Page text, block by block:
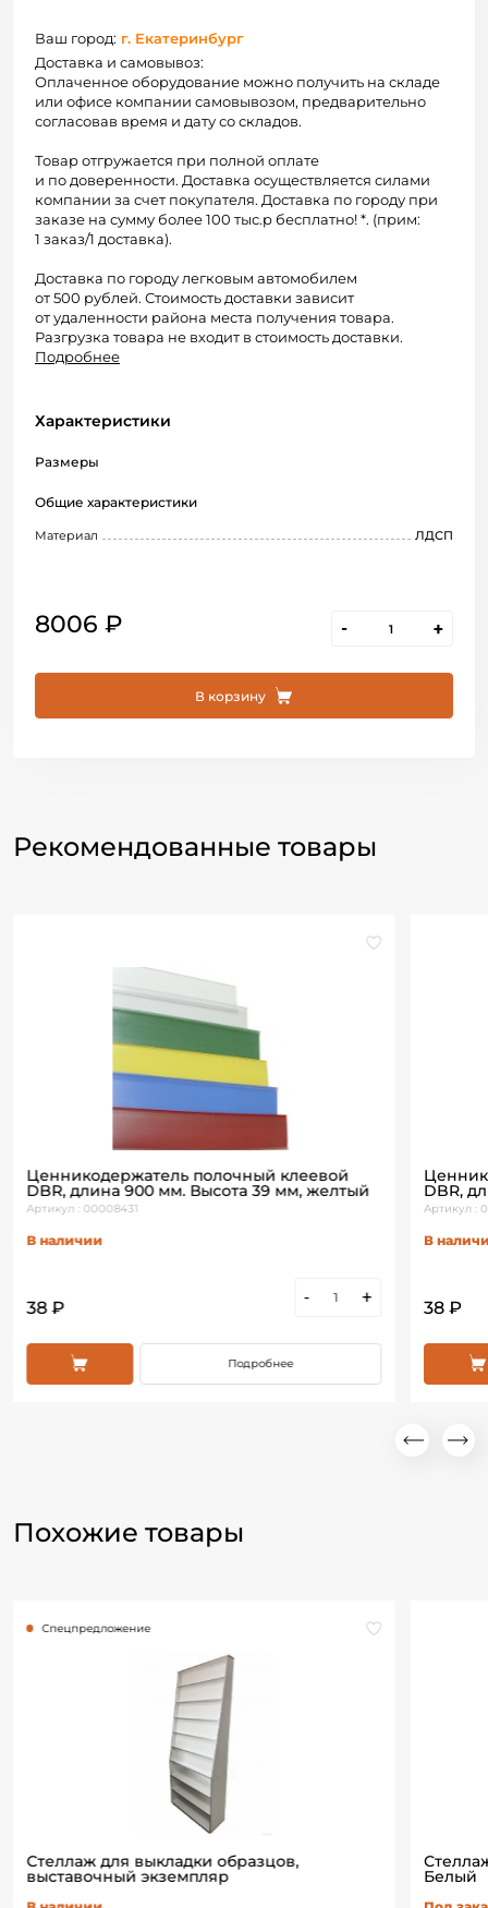
Изделия отгружаются в разобранном виде. Упаковка:
гофрокартон. Схема сборки предоставляется.
По Вашему запросу возможно изготовление
изделий по индивидуальным размерам, в других
Нестандартное исполнение изделий рассчитывается
индивидуально.
8006 ₽ - +
В корзину
Ваш город: г. Екатеринбург
Доставка и самовывоз:
Оплаченное оборудование можно получить на складе
или офисе компании самовывозом, предварительно
согласовав время и дату со складов.
Товар отгружается при полной оплате
и по доверенности. Доставка осуществляется силами
компании за счет покупателя. Доставка по городу при
заказе на сумму более 100 тыс.р бесплатно! *. (прим:
1 заказ/1 доставка).
Доставка по городу легковым автомобилем
от 500 рублей. Стоимость доставки зависит
от удаленности района места получения товара.
Разгрузка товара не входит в стоимость доставки.
Подробнее
Характеристики
Размеры
Общие характеристики
Материал ЛДСП
Рекомендованные товары
Ценникодержатель полочный клеевой
DBR, длина 900 мм. Высота 39 мм, желтый
Артикул : 00008431
В наличии
38 ₽
- +
Подробнее
DBR,
Артикул :
В
38 ₽
Похожие товары
Стеллаж для выкладки образцов,
выставочный экземпляр
Спецпредложение
Белый